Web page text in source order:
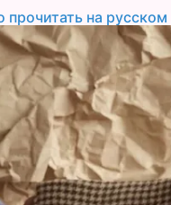
на русском